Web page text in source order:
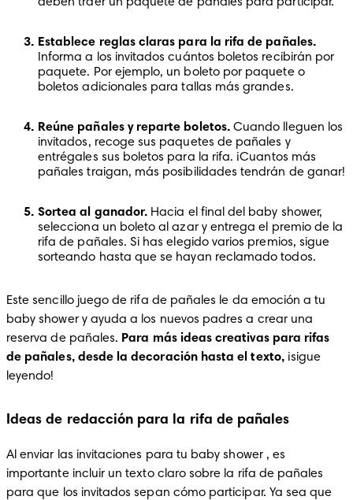
Establece reglas claras para la rifa de pañales.
Informa a los invitados cuántos boletos recibirán por
paquete. Por ejemplo, un boleto por paquete o
boletos adicionales para tallas más grandes.
Reúne pañales y reparte boletos. Cuando lleguen los
invitados, recoge sus paquetes de pañales y
entrégales sus boletos para la rifa. ¡Cuantos más
pañales traigan, más posibilidades tendrán de ganar!
Sortea al ganador. Hacia el final del baby shower,
selecciona un boleto al azar y entrega el premio de la
rifa de pañales. Si has elegido varios premios, sigue
sorteando hasta que se hayan reclamado todos.
Este sencillo juego de rifa de pañales le da emoción a tu
baby shower y ayuda a los nuevos padres a crear una
reserva de pañales. Para más ideas creativas para rifas
de pañales, desde la decoración hasta el texto, ¡sigue
leyendo!
Ideas de redacción para la rifa de pañales
Al enviar las invitaciones para tu baby shower , es
importante incluir un texto claro sobre la rifa de pañales
para que los invitados sepan cómo participar. Ya sea que